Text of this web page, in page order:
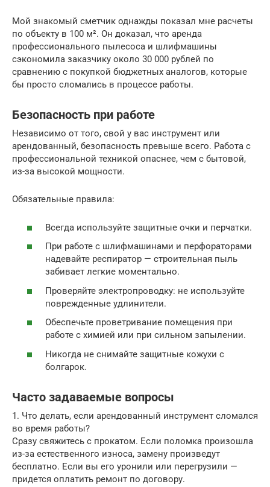
Мой знакомый сметчик однажды показал мне расчеты
по объекту в 100 м². Он доказал, что аренда
профессионального пылесоса и шлифмашины
сэкономила заказчику около 30 000 рублей по
сравнению с покупкой бюджетных аналогов, которые
бы просто сломались в процессе работы.
Безопасность при работе
Независимо от того, свой у вас инструмент или
арендованный, безопасность превыше всего. Работа с
профессиональной техникой опаснее, чем с бытовой,
из-за высокой мощности.
Обязательные правила:
Всегда используйте защитные очки и перчатки.
При работе с шлифмашинами и перфораторами
надевайте респиратор — строительная пыль
забивает легкие моментально.
Проверяйте электропроводку: не используйте
поврежденные удлинители.
Обеспечьте проветривание помещения при
работе с химией или при сильном запылении.
Никогда не снимайте защитные кожухи с
болгарок.
Часто задаваемые вопросы
1. Что делать, если арендованный инструмент сломался
во время работы?
Сразу свяжитесь с прокатом. Если поломка произошла
из-за естественного износа, замену произведут
бесплатно. Если вы его уронили или перегрузили —
придется оплатить ремонт по договору.